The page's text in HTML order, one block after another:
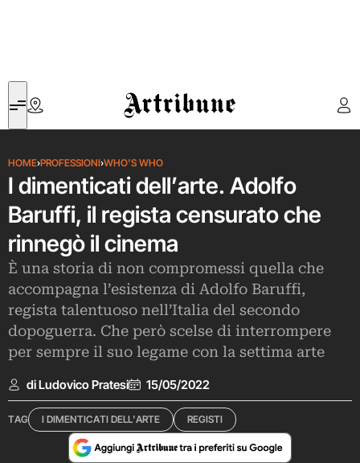
Artribune
HOME›PROFESSIONI›WHO'S WHO
I dimenticati dell’arte. Adolfo
Baruffi, il regista censurato che
rinnegò il cinema
È una storia di non compromessi quella che
accompagna l’esistenza di Adolfo Baruffi,
regista talentuoso nell’Italia del secondo
dopoguerra. Che però scelse di interrompere
per sempre il suo legame con la settima arte
di Ludovico Pratesi 15/05/2022
TAG I DIMENTICATI DELL'ARTE REGISTI